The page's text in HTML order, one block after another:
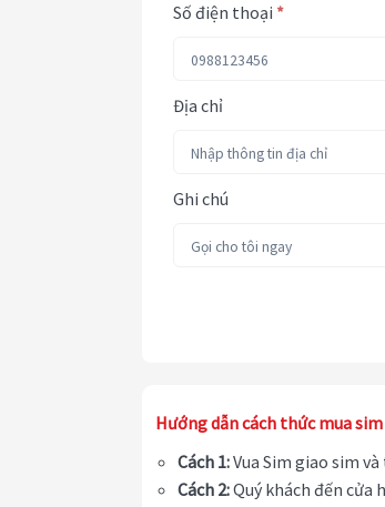
Số điện thoại *
Địa chỉ
Ghi chú
Hướng dẫn cách thức mua
Cách 1:Vua Sim giao sim
Cách 2:Quý khách đến cửa